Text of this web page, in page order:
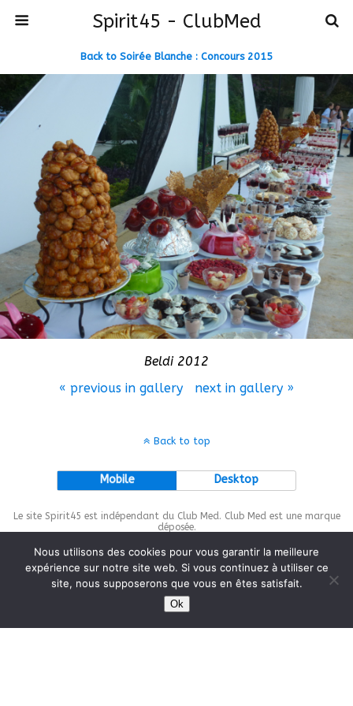
Spirit45 - ClubMed
Back to Soirée Blanche : Concours 2015
Beldi 2012
« previous in gallery
next in gallery »
Back to top
Mobile Desktop
Le site Spirit45 est indépendant du Club Med. Club Med est une marque
déposée.
This site is protected bywp-copyrightpro.com
Nous utilisons des cookies pour vous garantir la meilleure
expérience sur notre site web. Si vous continuez à utiliser ce
site, nous supposerons que vous en êtes satisfait.
Ok